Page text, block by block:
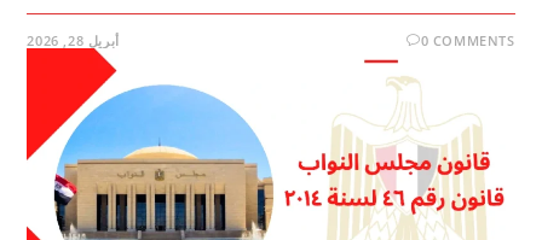
0 COMMENTS أبريل 28, 2026